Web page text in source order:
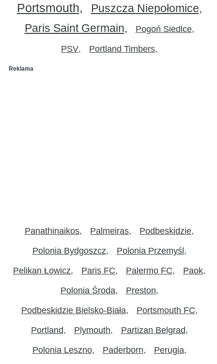
Portsmouth
Puszcza Niepołomice
Paris Saint Germain
Pogoń Siedlce
PSV Portland Timbers
Reklama
Panathinaikos Palmeiras Podbeskidzie
Polonia Bydgoszcz Polonia Przemyśl
Pelikan Łowicz Paris FC Palermo FC Paok
Polonia Środa Preston
Podbeskidzie Bielsko-Biała Portsmouth FC
Portland Plymouth Partizan Belgrad
Polonia Leszno Paderborn Perugia